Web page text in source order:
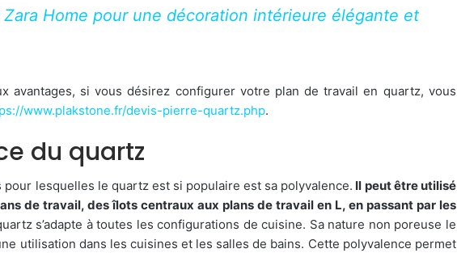
Home pour une décoration intérieure élégante et
avantages, si vous désirez configurer votre plan de travail en quartz, vous
www.plakstone.fr/devis-pierre-quartz.php.
du quartz
lesquelles le quartz est si populaire est sa polyvalence. Il peut être utilisé
de travail, des îlots centraux aux plans de travail en L, en passant par les
s’adapte à toutes les configurations de cuisine. Sa nature non poreuse le
utilisation dans les cuisines et les salles de bains. Cette polyvalence permet